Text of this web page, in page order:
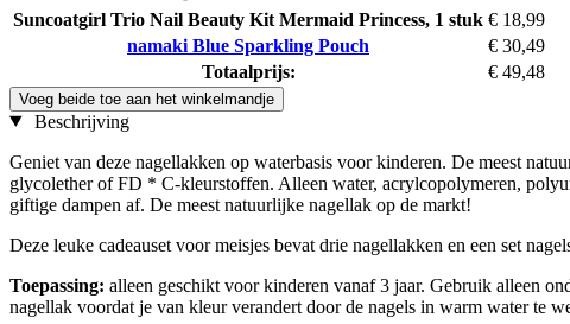
Suncoatgirl Trio Nail Beauty Kit Mermaid Princess, 1 stuk € 18,99
namaki Blue Sparkling Pouch
€ 30,49
Totaalprijs:
€ 49,48
Voeg beide toe aan het winkelmandje
Beschrijving
Geniet van deze nagellakken op waterbasis voor kinderen. De meest
glycolether of FD * C-kleurstoffen. Alleen water, acrylcopolymeren,
giftige dampen af. De meest natuurlijke nagellak op de markt!
Deze leuke cadeauset voor meisjes bevat drie nagellakken en een set
Toepassing: alleen geschikt voor kinderen vanaf 3 jaar. Gebruik alleen
nagellak voordat je van kleur verandert door de nagels in warm water te